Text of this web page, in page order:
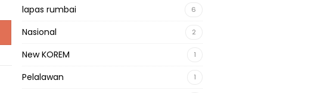
lapas rumbai 6
Nasional 2
New KOREM 1
Pelalawan 1